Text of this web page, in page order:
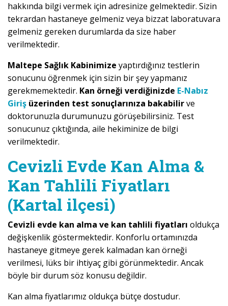
hakkında bilgi vermek için adresinize gelmektedir. Sizin
tekrardan hastaneye gelmeniz veya bizzat laboratuvara
gelmeniz gereken durumlarda da size haber
verilmektedir.
Maltepe Sağlık Kabinimize yaptırdığınız testlerin
sonucunu öğrenmek için sizin bir şey yapmanız
gerekmemektedir. Kan örneği verdiğinizde E-Nabız
Giriş üzerinden test sonuçlarınıza bakabilirve
doktorunuzla durumunuzu görüşebilirsiniz. Test
sonucunuz çıktığında, aile hekiminize de bilgi
verilmektedir.
Cevizli Evde Kan Alma &
Kan Tahlili Fiyatları
(Kartal ilçesi)
Cevizli evde kan alma ve kan tahlili fiyatları oldukça
değişkenlik göstermektedir. Konforlu ortamınızda
hastaneye gitmeye gerek kalmadan kan örneği
verilmesi, lüks bir ihtiyaç gibi görünmektedir. Ancak
böyle bir durum söz konusu değildir.
Kan alma fiyatlarımız oldukça bütçe dostudur.